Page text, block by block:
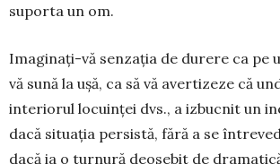
suporta un om.
Imaginați-vă senzația de durere ca pe
vă sună la ușă, ca să vă avertizeze că
interiorul locuinței dvs., a izbucnit un
dacă situația persistă, fără a se
dacă ia o turnură deo­sebit de